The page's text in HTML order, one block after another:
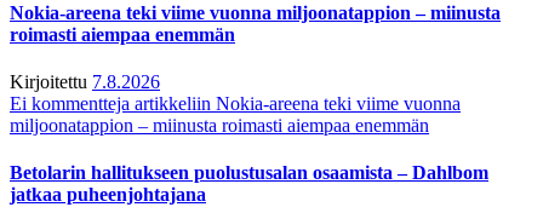
Nokia-areena teki viime vuonna miljoonatappion – miinusta
roimasti aiempaa enemmän
Kirjoitettu 7.8.2026
Ei kommentteja artikkeliin Nokia-areena teki viime vuonna
miljoonatappion – miinusta roimasti aiempaa enemmän
Betolarin hallitukseen puolustusalan osaamista – Dahlbom
jatkaa puheenjohtajana